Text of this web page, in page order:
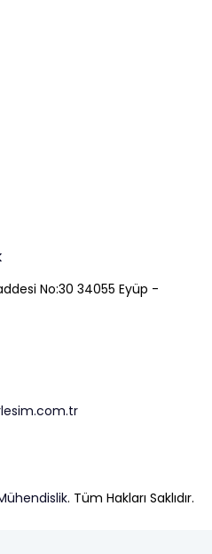
No:30 34055 Eyüp -
. Tüm Hakları Saklıdır.